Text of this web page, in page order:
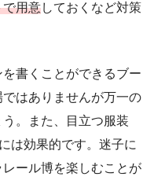
で用意しておくなど対策
書くことができるブー
はありませんが万一の
。また、目立つ服装
は効果的です。迷子に
ール博を楽しむことが